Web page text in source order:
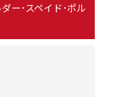
ー･スペイド･ポル